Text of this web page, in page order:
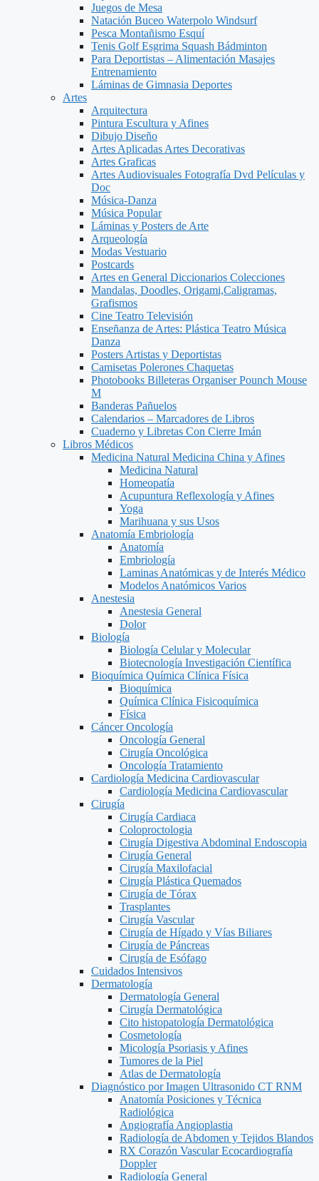
Juegos de Mesa
Natación Buceo Waterpolo Windsurf
Pesca Montañismo Esquí
Tenis Golf Esgrima Squash Bádminton
Para Deportistas – Alimentación Masajes
Entrenamiento
Láminas de Gimnasia Deportes
Artes
Arquitectura
Pintura Escultura y Afines
Dibujo Diseño
Artes Aplicadas Artes Decorativas
Artes Graficas
Artes Audiovisuales Fotografía Dvd Películas y
Doc
Música-Danza
Música Popular
Láminas y Posters de Arte
Arqueología
Modas Vestuario
Postcards
Artes en General Diccionarios Colecciones
Mandalas, Doodles, Origami,Caligramas,
Grafismos
Cine Teatro Televisión
Enseñanza de Artes: Plástica Teatro Música
Danza
Posters Artistas y Deportistas
Camisetas Polerones Chaquetas
Photobooks Billeteras Organiser Pounch Mouse
M
Banderas Pañuelos
Calendarios – Marcadores de Libros
Cuaderno y Libretas Con Cierre Imán
Libros Médicos
Medicina Natural Medicina China y Afines
Medicina Natural
Homeopatía
Acupuntura Reflexología y Afines
Yoga
Marihuana y sus Usos
Anatomía Embriología
Anatomía
Embriología
Laminas Anatómicas y de Interés Médico
Modelos Anatómicos Varios
Anestesia
Anestesia General
Dolor
Biología
Biología Celular y Molecular
Biotecnología Investigación Científica
Bioquímica Química Clínica Física
Bioquímica
Química Clínica Fisicoquímica
Física
Cáncer Oncología
Oncología General
Cirugía Oncológica
Oncología Tratamiento
Cardiología Medicina Cardiovascular
Cardiología Medicina Cardiovascular
Cirugía
Cirugía Cardiaca
Coloproctologia
Cirugía Digestiva Abdominal Endoscopia
Cirugía General
Cirugía Maxilofacial
Cirugía Plástica Quemados
Cirugía de Tórax
Trasplantes
Cirugía Vascular
Cirugía de Hígado y Vías Biliares
Cirugía de Páncreas
Cirugía de Esófago
Cuidados Intensivos
Dermatología
Dermatología General
Cirugía Dermatológica
Cito histopatología Dermatológica
Cosmetología
Micología Psoriasis y Afines
Tumores de la Piel
Atlas de Dermatología
Diagnóstico por Imagen Ultrasonido CT RNM
Anatomía Posiciones y Técnica
Radiológica
Angiografía Angioplastia
Radiología de Abdomen y Tejidos Blandos
RX Corazón Vascular Ecocardiografía
Doppler
Radiología General